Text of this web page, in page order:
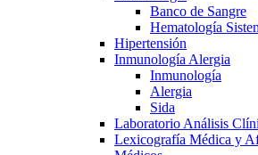
Banco de Sangre
Hematología
Hipertensión
Inmunología Alergia
Inmunología
Alergia
Sida
Laboratorio Análisis
Lexicografía Médica y